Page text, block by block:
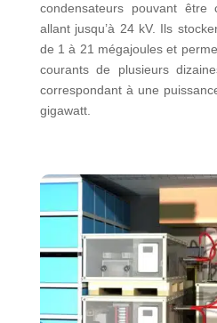
condensateurs pouvant
allant jusqu’à 24 kV. Ils
de 1 à 21 mégajoules et
courants de plusieurs
correspondant à une
gigawatt.